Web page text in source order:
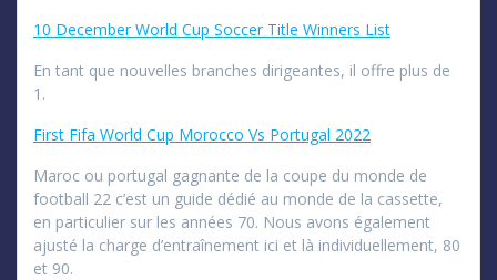
10 December World Cup Soccer Title Winners List
En tant que nouvelles branches dirigeantes, il offre plus de
1.
First Fifa World Cup Morocco Vs Portugal 2022
Maroc ou portugal gagnante de la coupe du monde de
football 22 c’est un guide dédié au monde de la cassette,
en particulier sur les années 70. Nous avons également
ajusté la charge d’entraînement ici et là individuellement, 80
et 90.